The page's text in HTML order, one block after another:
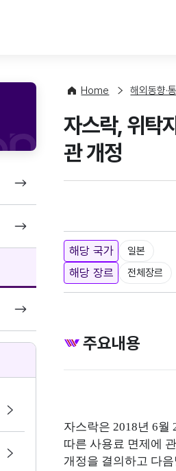
Home 해외동향·
자스락, 위탁
관 개정
해당 국가 일본
해당 장르 전체장르
주요내용
자스락은 2018년 6
따른 사용료 면제에
개정을 결의하고 다